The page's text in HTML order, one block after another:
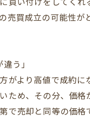
買成立の可能性が
う」
がより高値で成約
め、その分、価格
で売却と同等の価